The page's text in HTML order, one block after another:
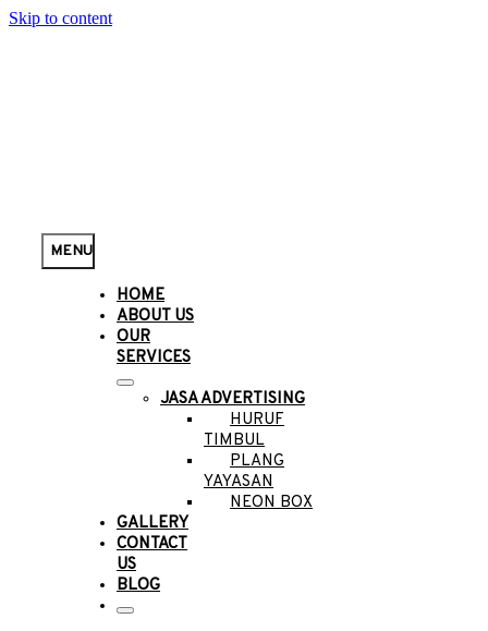
Skip to content
MENU
HOME
ABOUT US
OUR
SERVICES
JASA ADVERTISING
HURUF
TIMBUL
PLANG
YAYASAN
NEON BOX
GALLERY
CONTACT
US
BLOG